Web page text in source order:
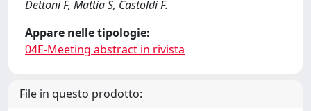
Dettoni F, Mattia S, Castoldi F.
Appare nelle tipologie:
04E-Meeting abstract in rivista
File in questo prodotto: